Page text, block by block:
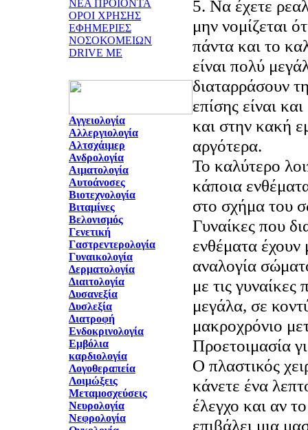
ΝΕΑ ΠΡΟΪΟΝΤΑ
ΟΡΟΙ ΧΡΗΣΗΣ
ΕΦΗΜΕΡΙΕΣ
ΝΟΣΟΚΟΜΕΙΩΝ
DRIVE ME
Αγγειολογία
Αλλεργιολογία
Αλτσχάιμερ
Ανδρολογία
Αιματολογία
Αυτοάνοσες
Βιοτεχνολογία
Βιταμίνες
Βελονισμός
Γενετική
Γαστρεντερολογία
Γυναικολογία
Δερματολογία
Διαιτολογία
Δυσανεξία
Δυσλεξία
Διατροφή
Ενδοκρινολογία
Εμβόλια
καρδιολογία
Λογοθεραπεία
Λοιμώξεις
Μεταμοσχεύσεις
Νευρολογία
Νεφρολογία
5. Να έχετε
μην νομίζεται
πάντα και το
είναι πολύ
διαταρράσουν
επίσης είναι
και στην κακή
αργότερα.
Το καλύτερο
κάποια
στο σχήμα του
Γυναίκες που
ενθέματα έχουν
αναλογία
με τις
μεγάλα, σε
μακροχρόνιο
Προετοιμασία
Ο πλαστικός
κάνετε ένα
έλεγχο και αν
επιβάλει μια